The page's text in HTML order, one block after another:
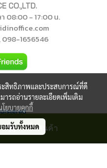
สั่งซื้อสินค้า
CO.,LTD.
08:00 - 17:00 น.
098-1656546
ศ สงวนลิขสิทธิ์
ะสิทธิภาพและประสบการณ์ที่ดี
ารถอ่านรายละเอียดเพิ่มเติม
โยบายคุกกี้
อมรับทั้งหมด